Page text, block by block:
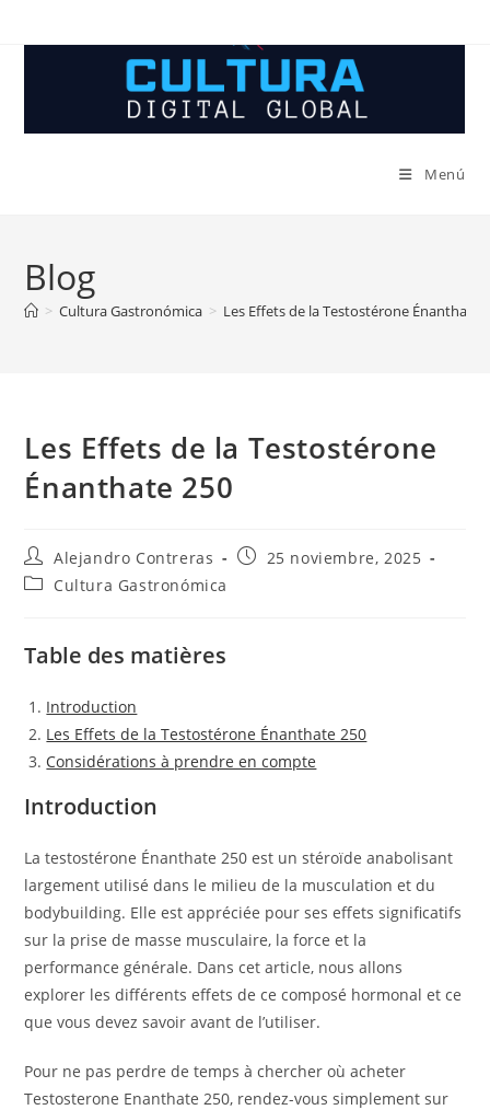
Menú
Blog
> Cultura Gastronómica > Les Effets de la Testostérone Énanthate
Les Effets de la Testostérone
Énanthate 250
Autor
de
la
Alejandro Contreras
Entrada25 noviembre, 2025
Categoría
entrada:
Cultura Gastronómica
Table des matières
Introduction
Les Effets de la Testostérone Énanthate 250
Considérations à prendre en compte
Introduction
La testostérone Énanthate 250 est un stéroïde anabolisant
largement utilisé dans le milieu de la musculation et du
bodybuilding. Elle est appréciée pour ses effets significatifs
sur la prise de masse musculaire, la force et la
performance générale. Dans cet article, nous allons
explorer les différents effets de ce composé hormonal et ce
que vous devez savoir avant de l’utiliser.
Pour ne pas perdre de temps à chercher où acheter
Testosterone Enanthate 250, rendez-vous simplement sur